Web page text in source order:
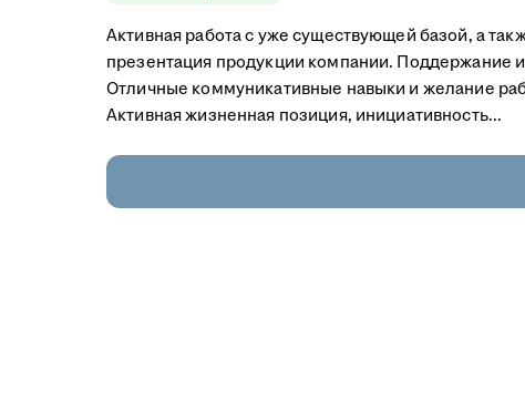
Активная работа с уже существующей базой, а
презентация продукции компании. Поддержание и
Отличные коммуникативные навыки и желание
Активная жизненная позиция, инициативность...